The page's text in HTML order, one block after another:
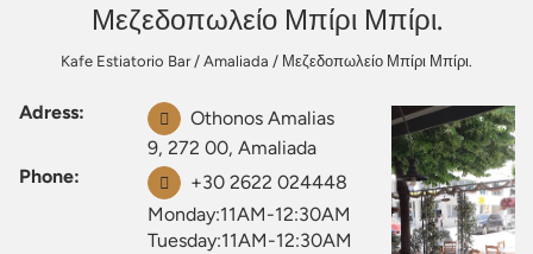
Μεζεδοπωλείο Μπίρι Μπίρι.
Kafe Estiatorio Bar/ Amaliada / Μεζεδοπωλείο Μπίρι Μπίρι.
Adress:
Othonos Amalias
9, 272 00, Amaliada
Phone:
+30 2622 024448
Monday:11AM-12:30AM
Tuesday:11AM-12:30AM